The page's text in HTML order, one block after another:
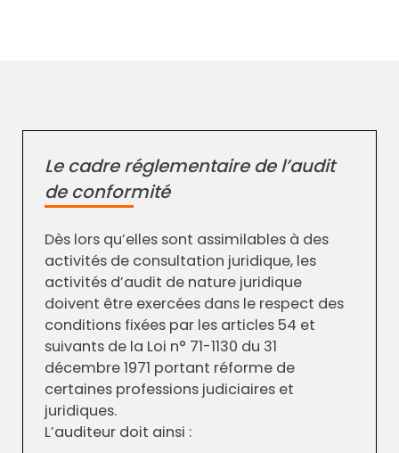
Le cadre réglementaire de l’audit
de conformité
Dès lors qu’elles sont assimilables à des
activités de consultation juridique, les
activités d’audit de nature juridique
doivent être exercées dans le respect des
conditions fixées par les articles 54 et
suivants de la Loi n° 71-1130 du 31
décembre 1971 portant réforme de
certaines professions judiciaires et
juridiques.
L’auditeur doit ainsi :